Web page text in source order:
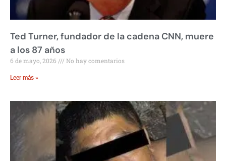
Ted Turner, fundador de la cadena CNN, muere
a los 87 años
6 de mayo, 2026 No hay comentarios
Leer más »